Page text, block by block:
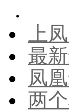
上
最
凤
两